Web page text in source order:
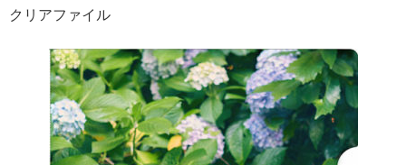
クリアファイル